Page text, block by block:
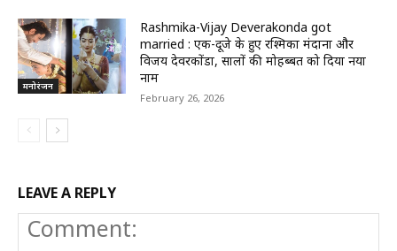
मनोरंजन
Rashmika-Vijay Deverakonda got
married : एक-दूजे के हुए रश्मिका मंदाना और
विजय देवरकोंडा, सालों की मोहब्बत को दिया नया
नाम
February 26, 2026
LEAVE A REPLY